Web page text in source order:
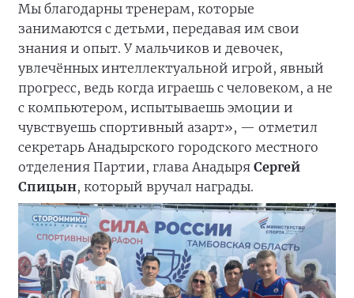
Мы благодарны тренерам, которые
занимаются с детьми, передавая им свои
знания и опыт. У мальчиков и девочек,
увлечённых интеллектуальной игрой, явный
прогресс, ведь когда играешь с человеком, а не
с компьютером, испытываешь эмоции и
чувствуешь спортивный азарт», — отметил
секретарь Анадырского городского местного
отделения Партии, глава Анадыря Сергей
Спицын, который вручал награды.